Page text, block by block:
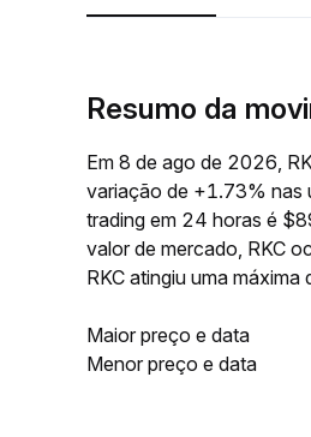
Resumo da
Em 8 de ago de 2026,
variação de +1.73% nas
trading em 24 horas é
valor de mercado, RKC
RKC atingiu uma
Maior preço e data
Menor preço e data